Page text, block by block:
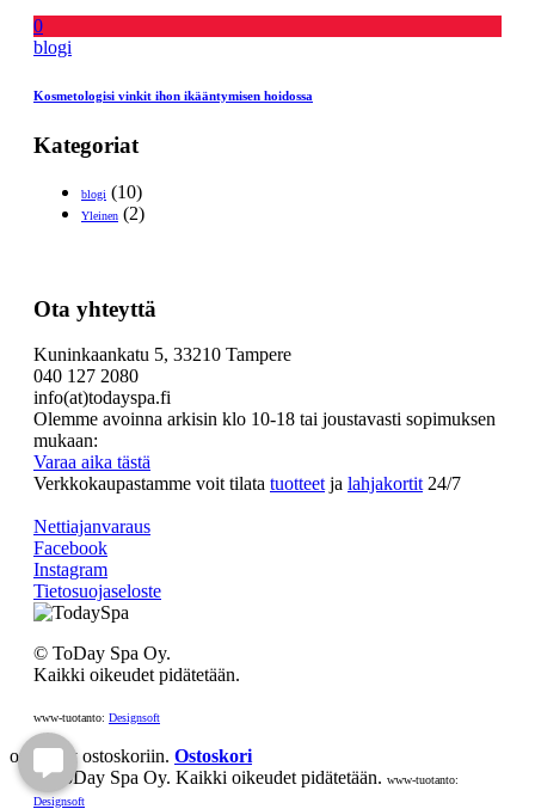
0
blogi
Kosmetologisi vinkit ihon ikääntymisen hoidossa
Kategoriat
blogi (10)
Yleinen (2)
Ota yhteyttä
Kuninkaankatu 5, 33210 Tampere
040 127 2080
info(at)todayspa.fi
Olemme avoinna arkisin klo 10-18 tai joustavasti sopimuksen
mukaan:
Varaa aika tästä
Verkkokaupastamme voit tilata tuotteet ja lahjakortit 24/7
Nettiajanvaraus
Facebook
Instagram
Tietosuojaseloste
© ToDay Spa Oy.
Kaikki oikeudet pidätetään.
www-tuotanto: Designsoft
© ToDay Spa Oy. Kaikki oikeudet pidätetään. www-tuotanto:
Designsoft
on lisätty ostoskoriin. Ostoskori